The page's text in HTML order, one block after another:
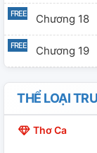
Chương 18
Chương 19
Chương 20
Chương 21
THỂ LOẠI
Thơ Ca